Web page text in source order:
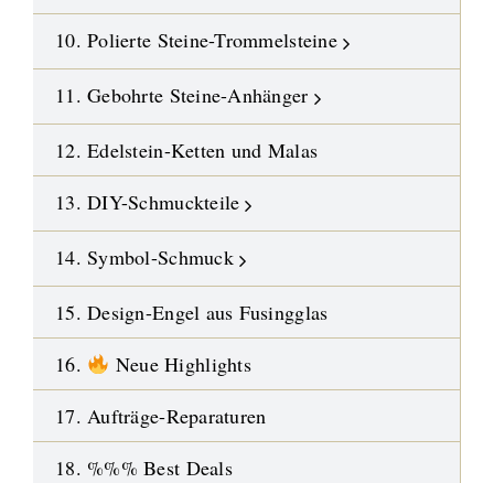
10. Polierte Steine-Trommelsteine
11. Gebohrte Steine-Anhänger
12. Edelstein-Ketten und Malas
13. DIY-Schmuckteile
14. Symbol-Schmuck
15. Design-Engel aus Fusingglas
16.
Neue Highlights
17. Aufträge-Reparaturen
18. %%% Best Deals